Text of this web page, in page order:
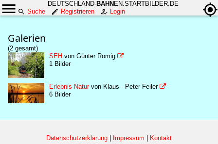
DEUTSCHLAND-BAHN EN.STARTBILDER.DE
Suche
Registrieren Login
Galerien
(2 gesamt)
SEH von Günter Romig 
1 Bilder
Erlebnis Naturvon Klaus - Peter Feiler 
6 Bilder
Datenschutzerklärung Impressum Kontakt